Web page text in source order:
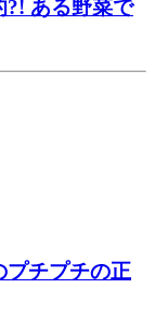
?! ある野菜で
プチプチの正